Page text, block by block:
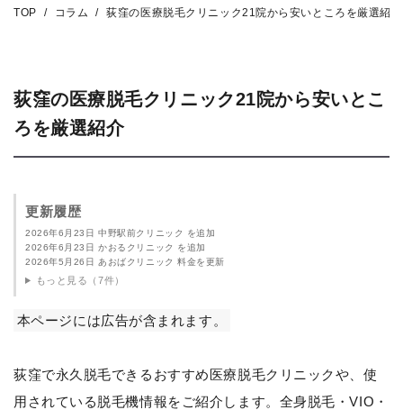
TOP コラム 荻窪の医療脱毛クリニック21院から安いところを厳選紹介
荻窪の医療脱毛クリニック21院から安いとこ
ろを厳選紹介
更新履歴
2026年6月23日 中野駅前クリニック を追加
2026年6月23日 かおるクリニック を追加
2026年5月26日 あおばクリニック 料金を更新
もっと見る（7件）
本ページには広告が含まれます。
荻窪で永久脱毛できるおすすめ医療脱毛クリニックや、使
用されている脱毛機情報をご紹介します。全身脱毛・VIO・